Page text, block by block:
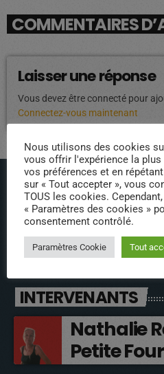
COMMENTAIRES
Laisser une réponse
Vous devez être connecté pour
Connectez-vous maintenant
ÉPISODES DE
INTERVENANTS
Nathalie
Petite
Nous utilisons des cookies
vous offrir l'expérience la
vos préférences et en
sur « Tout accepter », vous
TOUS les cookies.
« Paramètres des cookies »
consentement contrôlé.
Paramètres Cookie Tout